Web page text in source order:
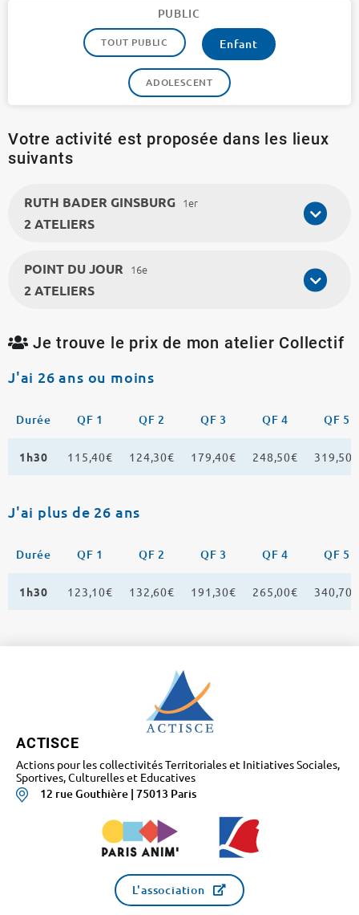
PUBLIC
TOUT PUBLIC Enfant
ADOLESCENT
Votre activité est proposée dans les lieux
suivants
RUTH BADER GINSBURG 1er
2 ATELIERS
POINT DU JOUR 16e
2 ATELIERS
Je trouve le prix de mon atelier Collectif
J'ai 26 ans ou moins
Durée QF 1 QF 2 QF 3 QF 4 QF 5
1h30 115,40€ 124,30€ 179,40€ 248,50€ 319,50€
J'ai plus de 26 ans
Durée QF 1 QF 2 QF 3 QF 4 QF 5
1h30 123,10€ 132,60€ 191,30€ 265,00€ 340,70€
ACTISCE
Actions pour les collectivités Territoriales et Initiatives Sociales,
Sportives, Culturelles et Educatives
12 rue Gouthière | 75013 Paris
L'association